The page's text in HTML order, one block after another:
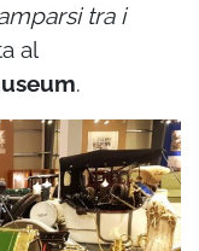
tra i
al
.